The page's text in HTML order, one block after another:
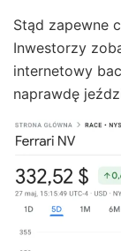
Stąd zapewne
Inwestorzy
internetowy
naprawdę